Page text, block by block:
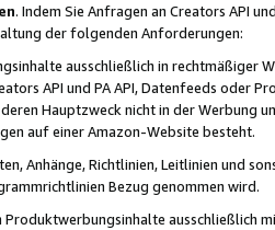
. Indem Sie Anfragen an Creators API
der folgenden Anforderungen:
ausschließlich in rechtmäßiger
API und PA API, Datenfeeds oder
Hauptzweck nicht in der Werbung
auf einer Amazon-Website besteht.
Anhänge, Richtlinien, Leitlinien und
Bezug genommen wird.
Produktwerbungsinhalte ausschließlich